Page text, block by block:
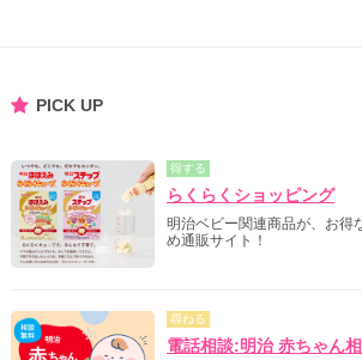
PICK UP
得する
らくらくショッピング
明治ベビー関連商品が、お得
め通販サイト！
尋ねる
電話相談:明治 赤ちゃん